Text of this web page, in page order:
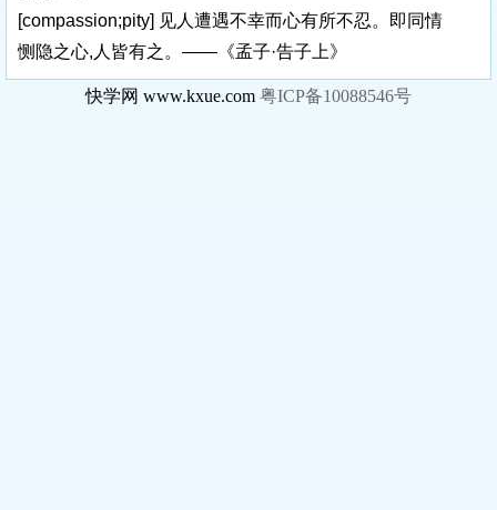
[compassion;pity] 见人遭遇不幸而心有所不忍。即同情
恻隐之心,人皆有之。——《孟子·告子上》
快学网 www.kxue.com 粤ICP备10088546号